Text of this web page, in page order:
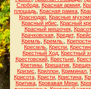
Слобода, Красная армия,
площадь Красная рамка
Краснодар Красные
Красный ибис
Красный
Красный мешочек,
Крачковская, Кредит,
Кремль, Кремль.
Кресмль Креспи
Крестный Ход Крестный
Крестовский, Крестьне,
Кретины Крещатик
Кризис
Криллон Криминал
Крисота, Кристи, Кристина,
Критика Кровавая Мери